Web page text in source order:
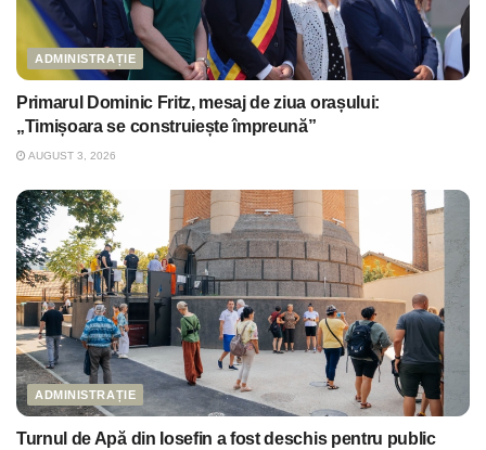
ADMINISTRAȚIE
Primarul Dominic Fritz, mesaj de ziua orașului:
„Timișoara se construiește împreună”
AUGUST 3, 2026
ADMINISTRAȚIE
Turnul de Apă din Iosefin a fost deschis pentru public